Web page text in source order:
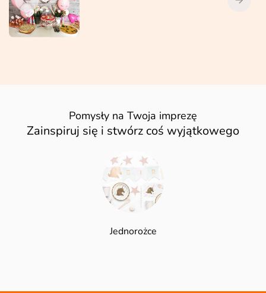
Pomysły na Twoja imprezę
Zainspiruj się i stwórz coś wyjątkowego
Jednorożce